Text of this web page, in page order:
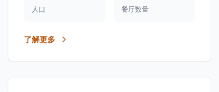
人口 餐厅数量
了解更多